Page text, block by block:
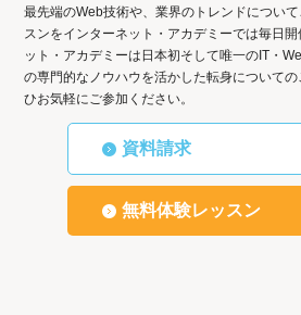
最先端のWeb技術や、業界のトレンドについ
スンをインターネット・アカデミーでは毎日
ット・アカデミーは日本初そして唯一のIT・
の専門的なノウハウを活かした転身について
ひお気軽にご参加ください。
資料請求
無料体験レッスン